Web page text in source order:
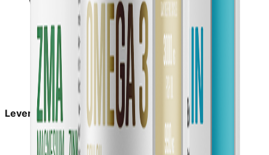
Leveringstid: 1-2 dage